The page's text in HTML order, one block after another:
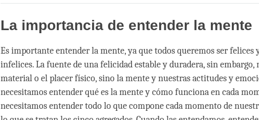
on
facebook
La importancia de entender la mente
Es importante entender la mente, ya que todos queremos ser felices
infelices. La fuente de una felicidad estable y duradera, sin embargo,
material o el placer físico, sino la mente y nuestras actitudes y
necesitamos entender qué es la mente y cómo funciona en cada
necesitamos entender todo lo que compone cada momento de